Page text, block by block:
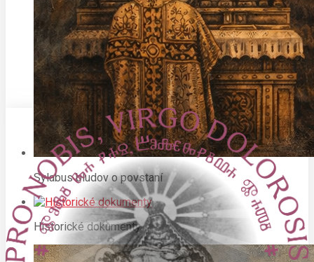
Sylabus bludov o povstaní
Historické dokumenty